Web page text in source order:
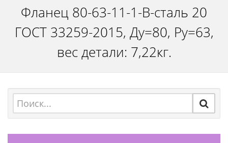
Фланец 80-63-11-1-B-сталь 20
ГОСТ 33259-2015, Ду=80, Ру=63,
вес детали: 7,22кг.